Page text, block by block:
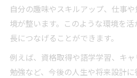
自分の趣味やスキルアップ、仕事
境が整います。このような環境を
長につなげることができます。
例えば、資格取得や語学学習、キ
勉強など、今後の人生や将来設計